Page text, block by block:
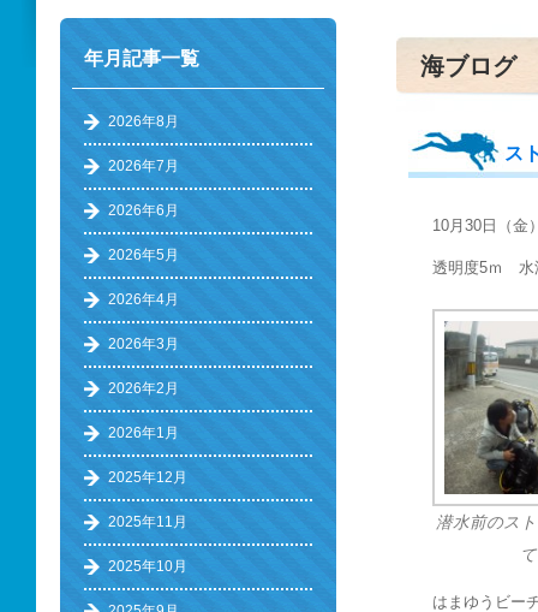
海ブログ
ス
10月30日（金
透明度5ｍ
潜水前のス
て
はまゆうビー
年月記事一覧
2026年8月
2026年7月
2026年6月
2026年5月
2026年4月
2026年3月
2026年2月
2026年1月
2025年12月
2025年11月
2025年10月